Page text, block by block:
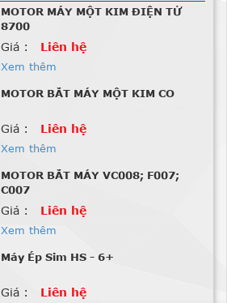
MOTOR BẮT MÁY MỘT KIM CO
Giá : Liên hệ
Xem thêm
MOTOR BẮT MÁY VC008; F007;
Giá : Liên hệ
Xem thêm
Máy Ép Sim HS - 6+
Giá : Liên hệ
Xem thêm
MÁY ÉP NHIỆT HASAKA
Giá : Liên hệ